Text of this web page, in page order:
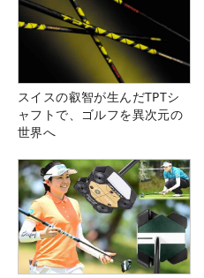
スイスの叡智が生んだTPTシ
ャフトで、ゴルフを異次元の
世界へ